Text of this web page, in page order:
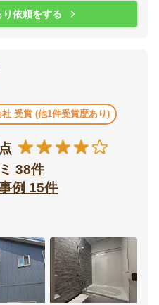
依頼をする
受賞 (他1件受賞歴あり)
38件
例 15件